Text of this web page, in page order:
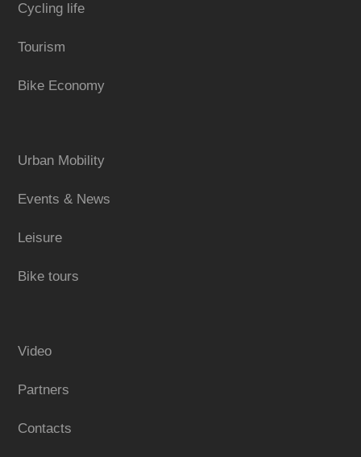
Cycling life
Tourism
Bike Economy
Urban Mobility
Events & News
Leisure
Bike tours
Video
Partners
Contacts